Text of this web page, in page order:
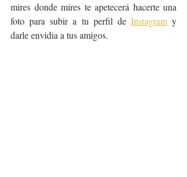
mires donde mires te apetecerá hacerte una
foto para subir a tu perfil de Instagram y
darle envidia a tus amigos.